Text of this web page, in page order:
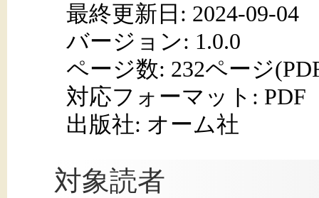
最終更新日: 2024-09-04
バージョン: 1.0.0
ページ数: 232ページ
対応フォーマット: PDF
出版社: オーム社
対象読者